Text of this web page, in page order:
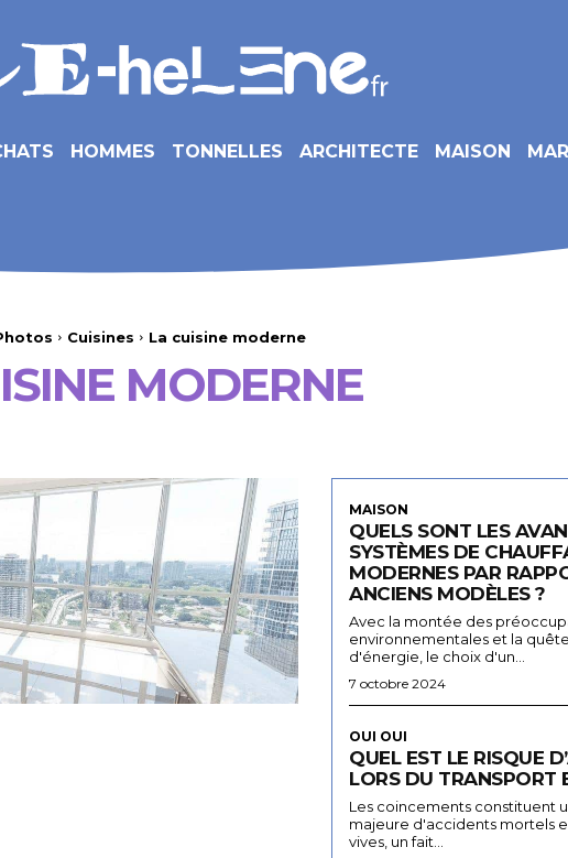
HOMMES TONNELLES ARCHITECTE MAISON
Cuisines La cuisine moderne
MODERNE
MAISON
QUELS SONT LES
SYSTÈMES DE
MODERNES PAR
ANCIENS MODÈLES ?
Avec la montée des
environnementales et la
d'énergie, le choix d'un...
7 octobre 2024
OUI OUI
QUEL EST LE RISQUE
LORS DU TRANSPORT
Les coincements constituent
majeure d'accidents mortels
vives, un fait...